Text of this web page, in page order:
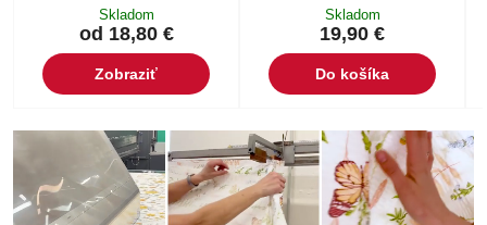
Skladom
od 18,80 €
Zobraziť
Skladom
19,90 €
Do košíka